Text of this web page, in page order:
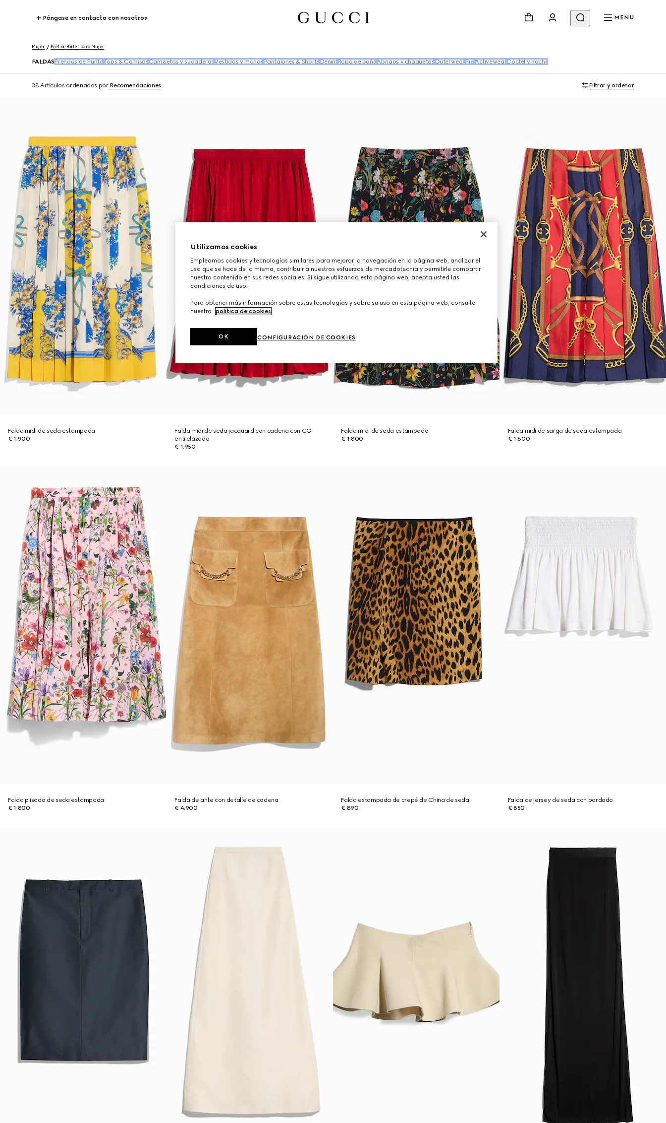
Póngase en contacto con nosotros MENU
Mujer Prêt-à-Porter para Mujer
FALDAS Prendas de Punto Tops & Camisas Camisetas y sudaderas Vestidos y monos Pantalones & Shorts Denim Ropa de baño Abrigos y chaquetas Outerwear Piel Activewear Cóctel y noche
38 Artículos ordenados por Recomendaciones Filtrar y ordenar
Falda midi de seda estampada
€ 1.900
Falda midi de seda jacquard con cadena con GG
entrelazada
€ 1.950
Falda midi de seda estampada
€ 1.800
Falda midi de sarga de seda estampada
€ 1.600
Falda plisada de seda estampada
€ 1.800
Falda de ante con detalle de cadena
€ 4.900
Falda estampada de crepé de China de seda
€ 890
Falda de jersey de seda con bordado
€ 850
Utilizamos cookies
Empleamos cookies y tecnologías similares para mejorar la navegación en la página web, analizar el
uso que se hace de la misma, contribuir a nuestros esfuerzos de mercadotecnia y permitirle compartir
nuestro contenido en sus redes sociales. Si sigue utilizando esta página web, acepta usted las
condiciones de uso.
Para obtener más información sobre estas tecnologías y sobre su uso en esta página web, consulte
nuestra
política de cookies.
CONFIGURACIÓN DE COOKIES
OK